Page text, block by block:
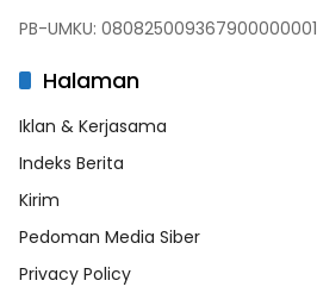
PB-UMKU: 080825009367900000001
Halaman
Iklan & Kerjasama
Indeks Berita
Kirim
Pedoman Media Siber
Privacy Policy